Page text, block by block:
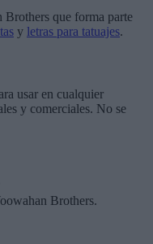
Brothers que forma parte
y letras para tatuajes.
usar en cualquier
y comerciales. No se
Brothers.